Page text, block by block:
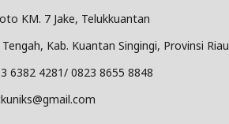
KM. 7 Jake, Telukkuantan
Kab. Kuantan Singingi, Provinsi Riau
6382 4281/ 0823 8655 8848